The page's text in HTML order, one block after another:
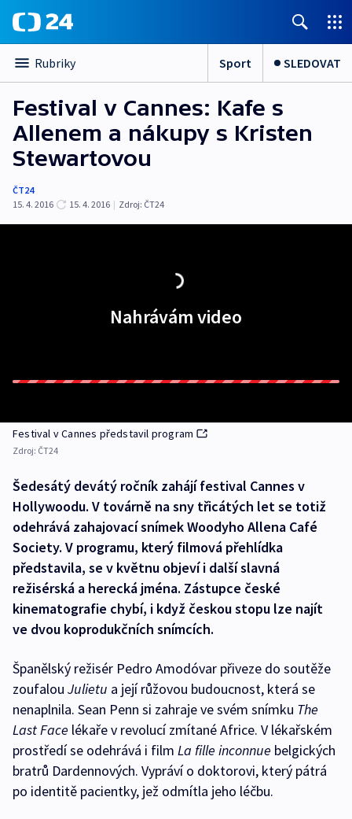
Rubriky Sport SLEDOVAT
Festival v Cannes: Kafe s
Allenem a nákupy s Kristen
Stewartovou
ČT24
15. 4. 2016
15. 4. 2016 | Zdroj: ČT24
Nahrávám video
Festival v Cannes představil program
Zdroj: ČT24
Šedesátý devátý ročník zahájí festival Cannes v
Hollywoodu. V továrně na sny třicátých let se totiž
odehrává zahajovací snímek Woodyho Allena Café
Society. V programu, který filmová přehlídka
představila, se v květnu objeví i další slavná
režisérská a herecká jména. Zástupce české
kinematografie chybí, i když českou stopu lze najít
ve dvou koprodukčních snímcích.
Španělský režisér Pedro Amodóvar přiveze do soutěže
zoufalou Julietu a její růžovou budoucnost, která se
nenaplnila. Sean Penn si zahraje ve svém snímku The
Last Face lékaře v revolucí zmítané Africe. V lékařském
prostředí se odehrává i film La fille inconnue belgických
bratrů Dardennových. Vypráví o doktorovi, který pátrá
po identitě pacientky, jež odmítla jeho léčbu.